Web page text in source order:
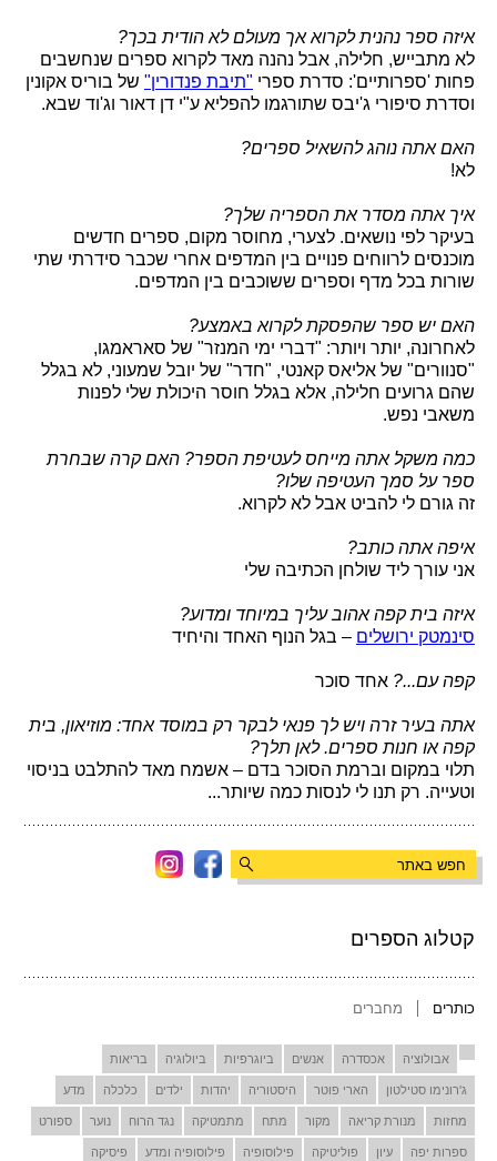
קטלוג הספרים
כותרים מחברים
אבולוציה אכסדרה אנשים ביוגרפיות ביולוגיה בריאות
ג'רונימו סטילטון הארי פוטר היסטוריה יהדות ילדים כלכלה מדע
מחזות מנורת קריאה מקור מתח מתמטיקה נגד הרוח נוער ספורט
ספרות יפה עיון פוליטיקה פילוסופיה פילוסופיה ומדע פיסיקה
איזה ספר נהנית לקרוא אך מעולם לא הודית בכך?
לא מתבייש, חלילה, אבל נהנה מאד לקרוא ספרים שנחשבים
פחות 'ספרותיים': סדרת ספרי "תיבת פנדורין" של בוריס אקונין
וסדרת סיפורי ג'יבס שתורגמו להפליא ע"י דן דאור וג'וד שבא.
האם אתה נוהג להשאיל ספרים?
לא!
איך אתה מסדר את הספריה שלך?
בעיקר לפי נושאים. לצערי, מחוסר מקום, ספרים חדשים
מוכנסים לרווחים פנויים בין המדפים אחרי שכבר סידרתי שתי
שורות בכל מדף וספרים ששוכבים בין המדפים.
האם יש ספר שהפסקת לקרוא באמצע?
לאחרונה, יותר ויותר: "דברי ימי המנזר" של סאראמגו,
"סנוורים" של אליאס קאנטי, "חדר" של יובל שמעוני, לא בגלל
שהם גרועים חלילה, אלא בגלל חוסר היכולת שלי לפנות
משאבי נפש.
כמה משקל אתה מייחס לעטיפת הספר? האם קרה שבחרת
ספר על סמך העטיפה שלו?
זה גורם לי להביט אבל לא לקרוא.
איפה אתה כותב?
אני עורך ליד שולחן הכתיבה שלי
איזה בית קפה אהוב עליך במיוחד ומדוע?
סינמטק ירושלים – בגל הנוף האחד והיחיד
קפה עם...? אחד סוכר
אתה בעיר זרה ויש לך פנאי לבקר רק במוסד אחד: מוזיאון, בית
קפה או חנות ספרים. לאן תלך?
תלוי במקום וברמת הסוכר בדם – אשמח מאד להתלבט בניסוי
וטעייה. רק תנו לי לנסות כמה שיותר...